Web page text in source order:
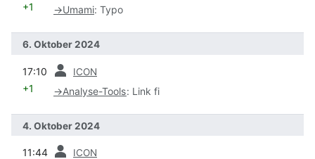
+1 →Umami: Typo
6. Oktober 2024
17:10 ICON
+1 →Analyse-Tools: Link fi
4. Oktober 2024
11:44 ICON